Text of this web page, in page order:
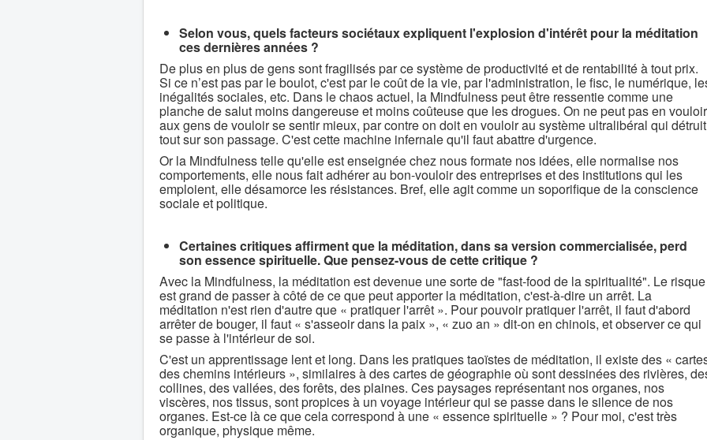
Selon vous, quels facteurs sociétaux expliquent l'explosion d'intérêt pour la méditation
ces dernières années ?
De plus en plus de gens sont fragilisés par ce système de productivité et de rentabilité à tout prix.
Si ce n’est pas par le boulot, c'est par le coût de la vie, par l'administration, le fisc, le numérique,
inégalités sociales, etc. Dans le chaos actuel, la Mindfulness peut être ressentie comme une
planche de salut moins dangereuse et moins coûteuse que les drogues. On ne peut pas en vouloir
aux gens de vouloir se sentir mieux, par contre on doit en vouloir au système ultralibéral qui détruit
tout sur son passage. C'est cette machine infernale qu'il faut abattre d'urgence.
Or la Mindfulness telle qu'elle est enseignée chez nous formate nos idées, elle normalise nos
comportements, elle nous fait adhérer au bon-vouloir des entreprises et des institutions qui les
emploient, elle désamorce les résistances. Bref, elle agit comme un soporifique de la conscience
sociale et politique.
Certaines critiques affirment que la méditation, dans sa version commercialisée, perd
son essence spirituelle. Que pensez-vous de cette critique ?
Avec la Mindfulness, la méditation est devenue une sorte de "fast-food de la spiritualité". Le risque
est grand de passer à côté de ce que peut apporter la méditation, c'est-à-dire un arrêt. La
méditation n'est rien d'autre que « pratiquer l'arrêt ». Pour pouvoir pratiquer l'arrêt, il faut d'abord
arrêter de bouger, il faut « s'asseoir dans la paix », « zuo an » dit-on en chinois, et observer ce qui
se passe à l'intérieur de soi.
C'est un apprentissage lent et long. Dans les pratiques taoïstes de méditation, il existe des «
des chemins intérieurs », similaires à des cartes de géographie où sont dessinées des rivières,
collines, des vallées, des forêts, des plaines. Ces paysages représentant nos organes, nos
viscères, nos tissus, sont propices à un voyage intérieur qui se passe dans le silence de nos
organes. Est-ce là ce que cela correspond à une « essence spirituelle » ? Pour moi, c'est très
organique, physique même.